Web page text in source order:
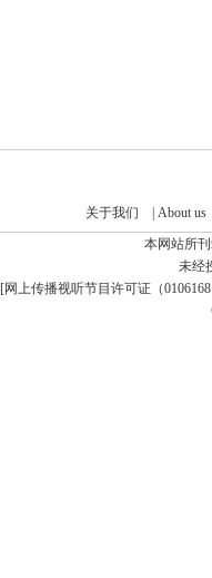
关于我们 About us
本网站所
未经
[网上传播视听节目许可证（0106168